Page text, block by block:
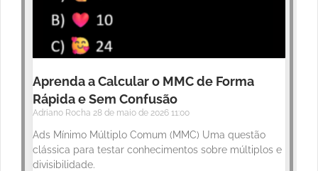
Aprenda a Calcular o MMC de Forma
Rápida e Sem Confusão
Adriano Rocha 28 de maio de 2026 11:00
Ads Mínimo Múltiplo Comum (MMC) Uma questão
clássica para testar conhecimentos sobre múltiplos e
divisibilidade.